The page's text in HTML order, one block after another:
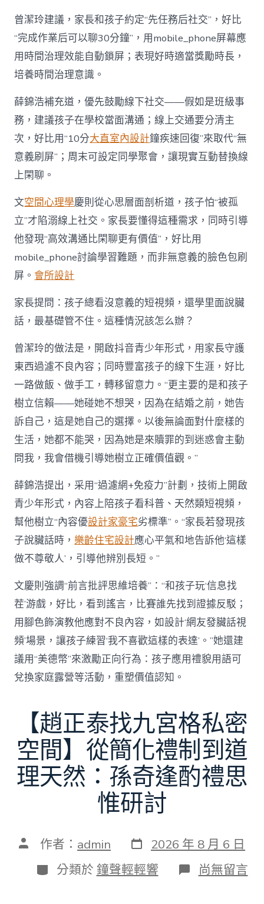
曾潔玲建議，家長和孩子約定“先任務后社交”，好比
“完成作業后可以聊30分鐘”，用mobile_phone屏幕應
用時間治理效能自動鎖屏；表現好時適當獎勵時長，
培養時間治理意識。
薛錦浩補充道，優先鼓勵線下社交——假如是班級事
務，建議孩子在學校當面溝通；線上交通要分清主
次，好比用“10分大直室內設計鐘疾速回復”來取代“無
意義刷屏”；周末可設定同學聚會，讓現實互動替換線
上閑聊。
文空間心理學慶則從心思層面剖析道，孩子怕“被孤
立”才陷溺線上社交。家長要懂得這種需求，同時引導
他發現“高效溝通比閑聊更有價值”，好比用
mobile_phone討論學習難題，而非無意義的臉色包刷
屏。會所設計
家長提問：孩子總看沒意義的短視頻，還學里面說臟
話，最基礎管不住。這種情況該怎么辦？
曾潔玲的做法是，開啟抖音青少年形式，用家長守護
東西過濾不良內容；同時豐富孩子的線下生涯，好比
一路做飯、做手工，轉移留意力。“更主要的是和孩子
樹立信賴——她碰她不想哭，因為在結婚之前，她告
訴自己，這是她自己的選擇。以後無論面對什麼樣的
生活，她都不能哭，因為她是來贖罪的到迷惑會主動
問我，我會借機引導她樹立正確價值觀。”
薛錦浩提出，采用“過濾網+免疫力”計劃，技術上開啟
青少年形式，內容上陪孩子看科普、天然類短視頻，
幫他樹立“內容優設計家豪宅劣標準”。“家長若發現孩
子說臟話時，樂齡住宅設計應心平氣和地告訴他‘這樣
做不尊敬人’，引導他辨別長短。”
文慶則強調“前言批評思維培養”：“和孩子玩‘信息找
茬’游戲，好比，看到謠言，比賽誰先找到證據反駁；
用腳色飾演教他應對不良內容，如設計‘網友發臟話視
頻’場景，讓孩子練習‘我不喜歡這樣的表達’。”她還建
議用“美德幣”來激勵正向行為：孩子應用禮貌用語可
兌換家庭露營等活動，重塑價值認知。
【趙正泰找九宮格私密
空間】從簡化禮制到道
理天然：孫奇逢酌禮思
惟研討
文 作者： admin 發
表
日
期
2026 年 8 月 6 日
分
類
分類於 鐘聲輕輕響 在
〈【趙
尚無留言